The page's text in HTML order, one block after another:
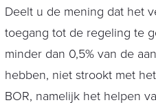
Deelt u de mening dat het
toegang tot de regeling te
minder dan 0,5% van de
hebben, niet strookt met
BOR, namelijk het helpen